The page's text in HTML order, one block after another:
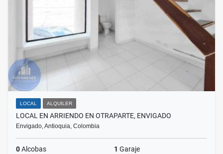
LOCAL ALQUILER
LOCAL EN ARRIENDO EN OTRAPARTE, ENVIGADO
Envigado, Antioquia, Colombia
0Alcobas 1 Garaje